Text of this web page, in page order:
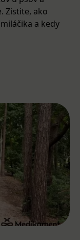
Zistite, ako
a kedy